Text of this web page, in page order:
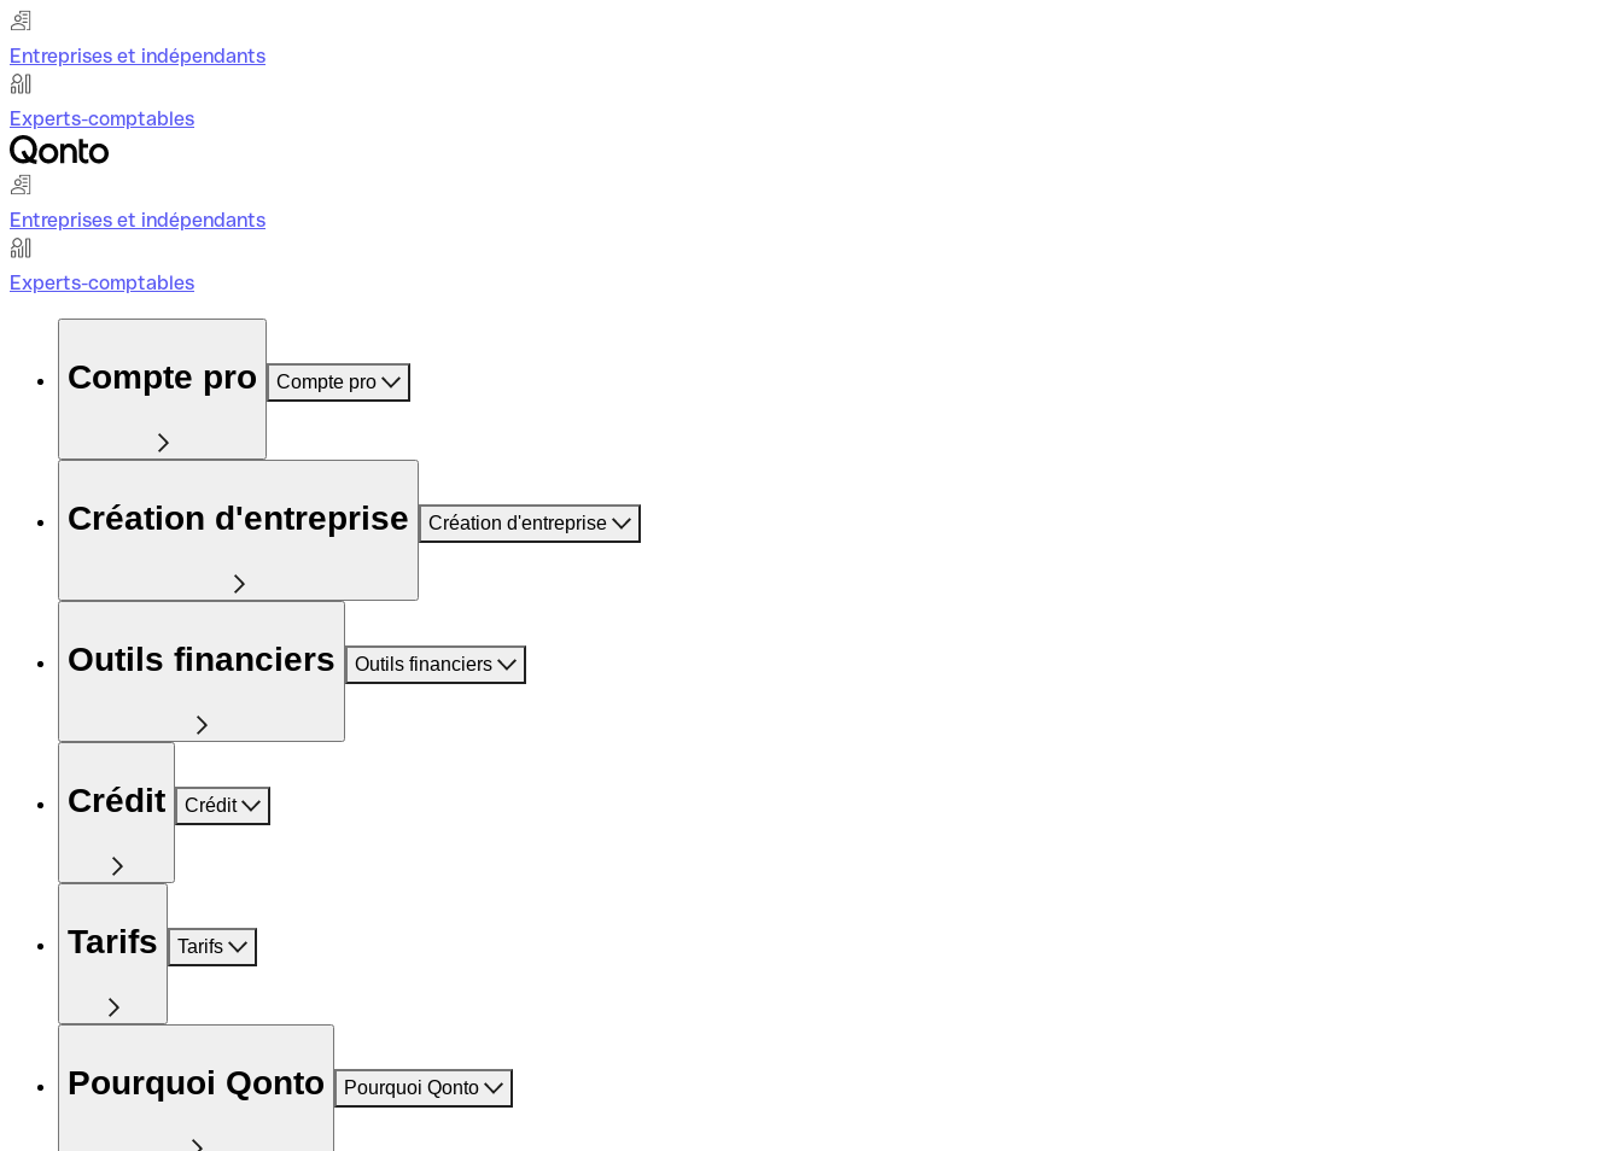
Entreprises et indépendants
Experts-comptables
Entreprises et indépendants
Experts-comptables
Compte pro Compte pro
Création d'entreprise Création d'entreprise
Outils financiers Outils financiers
Crédit Crédit
Tarifs Tarifs
Pourquoi Qonto Pourquoi Qonto